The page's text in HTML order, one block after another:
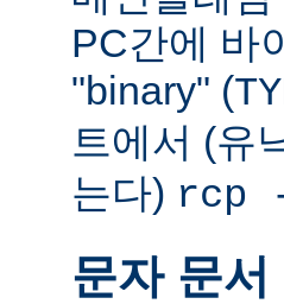
PC간에 바
"binary" (
트에서 (유
는다) rcp
문자 문서